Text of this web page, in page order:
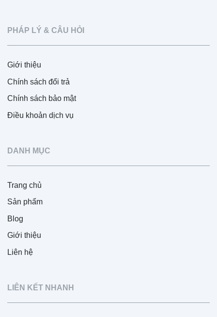
PHÁP LÝ & CÂU HỎI
Giới thiệu
Chính sách đổi trả
Chính sách bảo mật
Điều khoản dịch vụ
DANH MỤC
Trang chủ
Sản phẩm
Blog
Giới thiệu
Liên hệ
LIÊN KẾT NHANH